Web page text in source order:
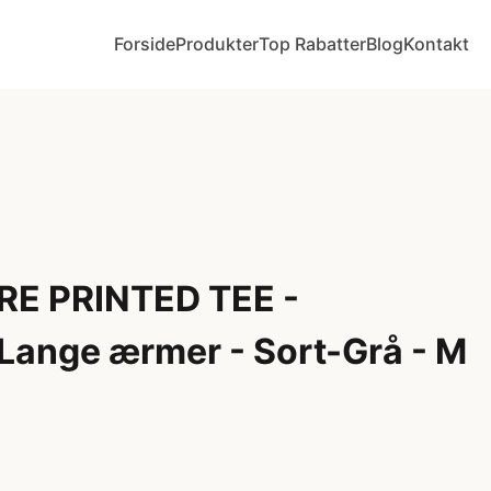
ForsideProdukterTop RabatterBlogKontakt
PRINTED TEE -
ærmer - Sort-Grå - M